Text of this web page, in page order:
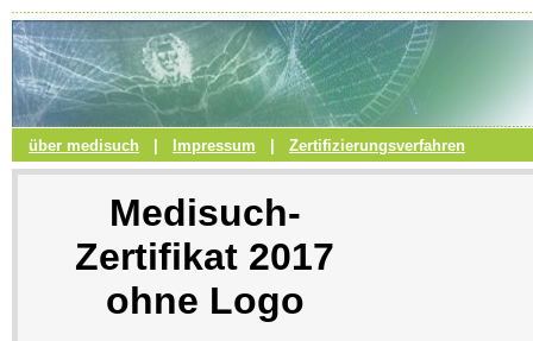
über medisuch Impressum Zertifizierungsverfahren
Medisuch-
Zertifikat 2017
ohne Logo